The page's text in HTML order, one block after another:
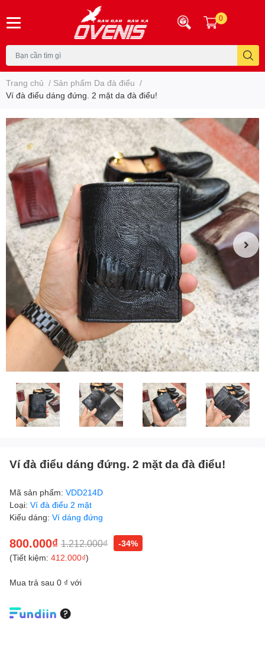
0
Trang chủ / Sản phẩm Da đà điểu /
Ví đà điểu dáng đứng. 2 mặt da đà điểu!
Ví đà điểu dáng đứng. 2 mặt da đà điểu!
Mã sản phẩm: VDD214D
Loại: Ví đà điểu 2 mặt
Kiểu dáng: Ví dáng đứng
800.000₫ 1.212.000₫
-34%
(Tiết kiệm: 412.000₫)
Mua trả sau 0 ₫ với